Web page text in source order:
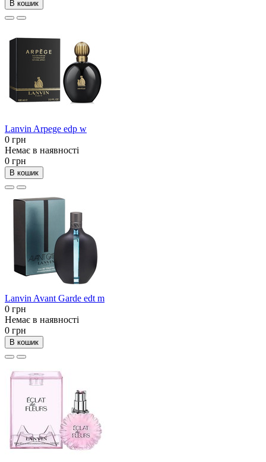
В кошик
Lanvin Arpege edp w
0 грн
Немає в наявності
0 грн
В кошик
Lanvin Avant Garde edt m
0 грн
Немає в наявності
0 грн
В кошик